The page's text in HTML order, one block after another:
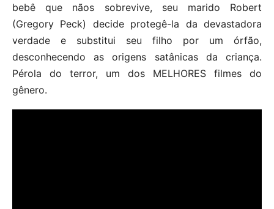
bebê que nãos sobrevive, seu marido Robert
(Gregory Peck) decide protegê-la da devastadora
verdade e substitui seu filho por um órfão,
desconhecendo as origens satânicas da criança.
Pérola do terror, um dos MELHORES filmes do
gênero.